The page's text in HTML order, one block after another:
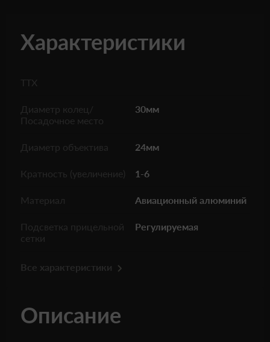
Характеристики
ТТХ
Диаметр колец/
Посадочное место
30мм
Диаметр объектива 24мм
Кратность (увеличение) 1-6
Материал Авиационный алюминий
Подсветка прицельной
сетки
Регулируемая
Все характеристики
Описание